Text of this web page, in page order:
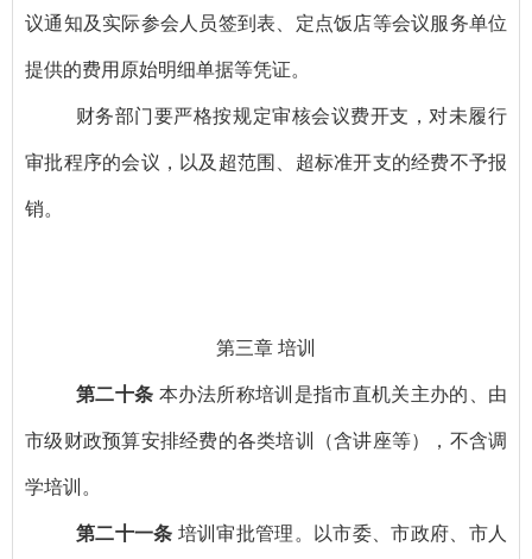
议通知及实际参会人员签到表、定点饭店等会议服务单位
提供的费用原始明细单据等凭证。
财务部门要严格按规定审核会议费开支，对未履行
审批程序的会议，以及超范围、超标准开支的经费不予报
销。
第三章 培训
第二十条 本办法所称培训是指市直机关主办的、由
市级财政预算安排经费的各类培训（含讲座等），不含调
学培训。
第二十一条 培训审批管理。以市委、市政府、市人